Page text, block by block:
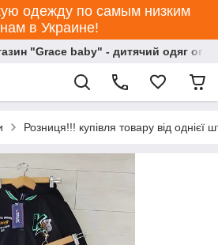
одежду по самым низким
в Украине!
"Grace baby" - дитячий одяг
Розниця!!! купівля товару від однієї